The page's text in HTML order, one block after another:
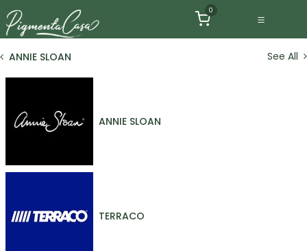
Ir al contenido 0
ANNIE SLOAN See All
ANNIE SLOAN
TERRACO